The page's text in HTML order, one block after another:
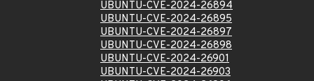
UBUNTU-CVE-2024-26894
UBUNTU-CVE-2024-26895
UBUNTU-CVE-2024-26897
UBUNTU-CVE-2024-26898
UBUNTU-CVE-2024-26901
UBUNTU-CVE-2024-26903